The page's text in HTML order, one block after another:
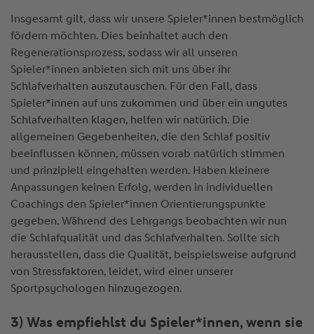
Insgesamt gilt, dass wir unsere Spieler*innen bestmöglich
fördern möchten. Dies beinhaltet auch den
Regenerationsprozess, sodass wir all unseren
Spieler*innen anbieten sich mit uns über ihr
Schlafverhalten auszutauschen. Für den Fall, dass
Spieler*innen auf uns zukommen und über ein ungutes
Schlafverhalten klagen, helfen wir natürlich. Die
allgemeinen Gegebenheiten, die den Schlaf positiv
beeinflussen können, müssen vorab natürlich stimmen
und prinzipiell eingehalten werden. Haben kleinere
Anpassungen keinen Erfolg, werden in individuellen
Coachings den Spieler*innen Orientierungspunkte
gegeben. Während des Lehrgangs beobachten wir nun
die Schlafqualität und das Schlafverhalten. Sollte sich
herausstellen, dass die Qualität, beispielsweise aufgrund
von Stressfaktoren, leidet, wird einer unserer
Sportpsychologen hinzugezogen.
3) Was empfiehlst du Spieler*innen, wenn sie